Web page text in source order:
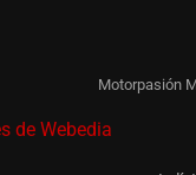
Motorpasión
de Webedia